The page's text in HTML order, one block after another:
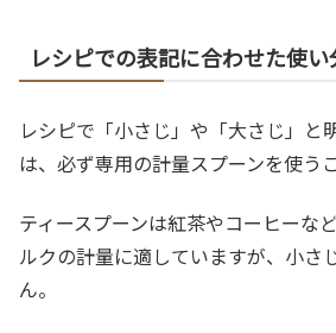
レシピでの表記に合わせた使
レシピで「小さじ」や「大さじ」と
は、必ず専用の計量スプーンを使う
ティースプーンは紅茶やコーヒーな
ルクの計量に適していますが、小さ
ん。